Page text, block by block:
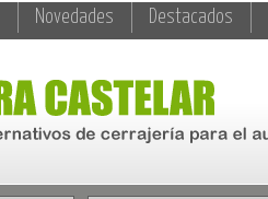
Novedades Destacados